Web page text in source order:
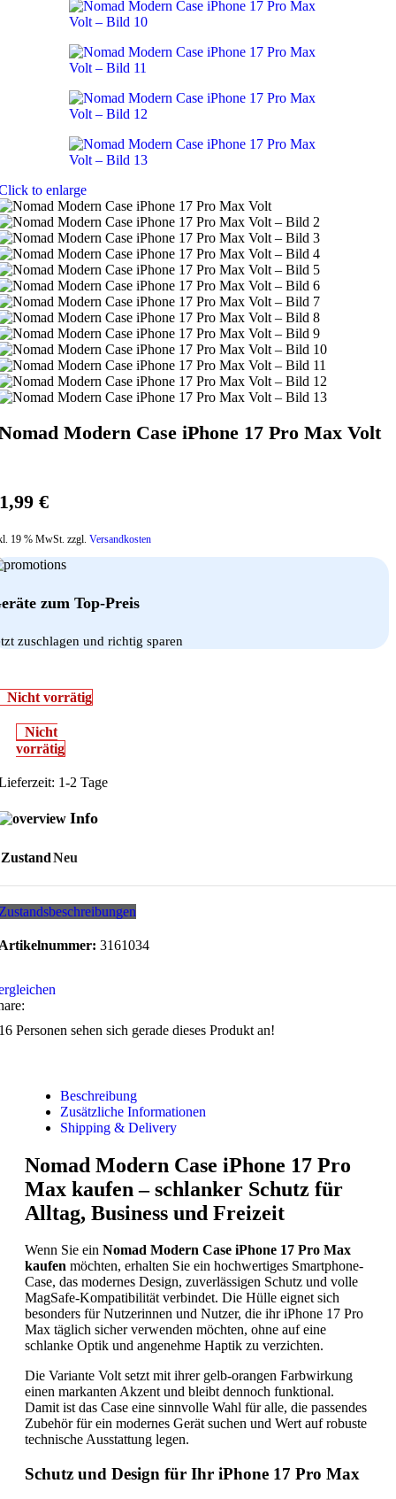
to enlarge
Modern Case iPhone 17 Pro Max Volt
€
19 % MwSt. zzgl. Versandkosten
zum Top-Preis
zuschlagen und richtig sparen
Nicht vorrätig
Nicht
vorrätig
1-2 Tage
Info
ZustandNeu
3161034
Personen sehen sich gerade dieses Produkt an!
Beschreibung
Zusätzliche Informationen
Shipping & Delivery
Nomad Modern Case iPhone 17 Pro
Max kaufen – schlanker Schutz für
Alltag, Business und Freizeit
Wenn Sie ein Nomad Modern Case iPhone 17 Pro Max
kaufen möchten, erhalten Sie ein hochwertiges Smartphone-
Case, das modernes Design, zuverlässigen Schutz und volle
MagSafe-Kompatibilität verbindet. Die Hülle eignet sich
besonders für Nutzerinnen und Nutzer, die ihr iPhone 17 Pro
Max täglich sicher verwenden möchten, ohne auf eine
schlanke Optik und angenehme Haptik zu verzichten.
Die Variante Volt setzt mit ihrer gelb-orangen Farbwirkung
einen markanten Akzent und bleibt dennoch funktional.
Damit ist das Case eine sinnvolle Wahl für alle, die passendes
Zubehör für ein modernes Gerät suchen und Wert auf robuste
technische Ausstattung legen.
Schutz und Design für Ihr iPhone 17 Pro Max